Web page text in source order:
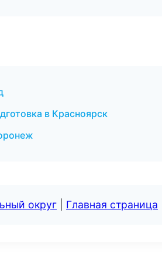
в Красноярск
округ Главная страница